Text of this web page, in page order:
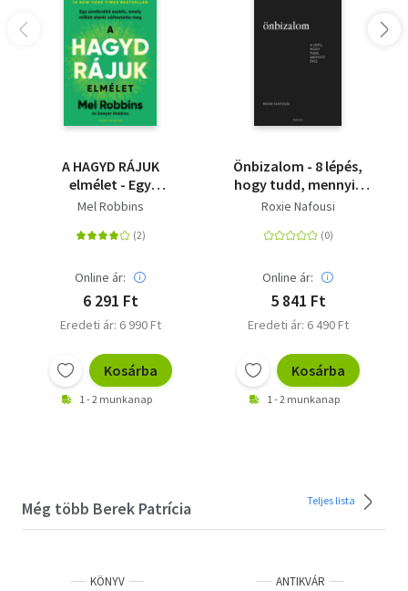
A HAGYD RÁJUK
elmélet - Egy
sorsfordító eszköz,
változtatta meg
Mel Robbins
Online ár:
6 291 Ft
Eredeti ár: 6 990 Ft
Kosárba
1 - 2 munkanap
Önbizalom - 8 lépés,
hogy tudd, mennyit
érsz
Roxie Nafousi
Online ár:
5 841 Ft
Eredeti ár: 6 490 Ft
Kosárba
1 - 2 munkanap
Még több Berek Patrícia Teljes lista
KÖNYV ANTIKVÁR